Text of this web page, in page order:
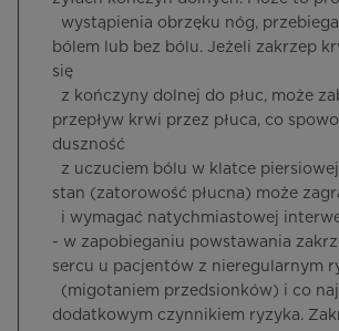
wystąpienia obrzęku nóg,
bólem lub bez bólu. Jeżeli zakrzep
się
z kończyny dolnej do płuc, może
przepływ krwi przez płuca, co
duszność
z uczuciem bólu w klatce piersiowej
stan (zatorowość płucna) może
i wymagać natychmiastowej
- w zapobieganiu powstawania
sercu u pacjentów z nieregularnym
(migotaniem przedsionków) i co
dodatkowym czynnikiem ryzyka.